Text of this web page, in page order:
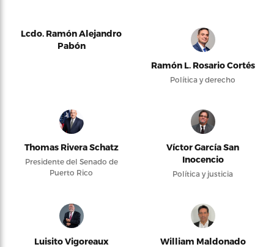
Lcdo. Ramón Alejandro
Pabón
Ramón L. Rosario Cortés
Política y derecho
Thomas Rivera Schatz
Presidente del Senado de
Puerto Rico
Víctor García San
Inocencio
Política y justicia
Luisito Vigoreaux William Maldonado